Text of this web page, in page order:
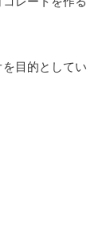
目的としてい